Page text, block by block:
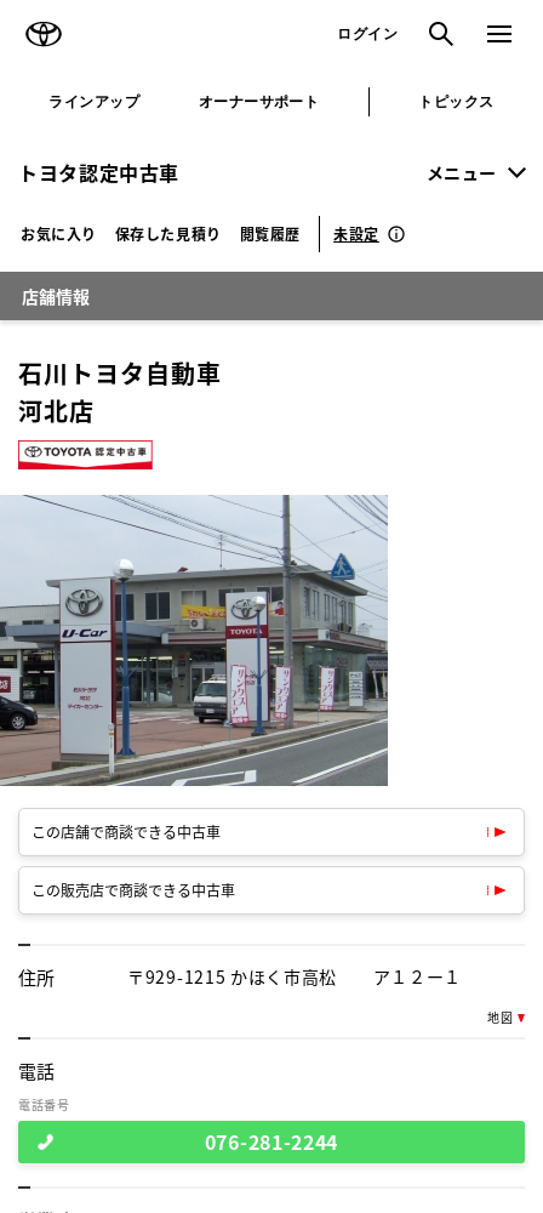
ログイン 検索 メニュ
ラインアップ オーナーサポート トピックス
トヨタ認定中古車 メニュー
お気に入り 保存した見積り 閲覧履歴 未設定
店舗情報
石川トヨタ自動車
河北店
この店舗で商談できる中古車
この販売店で商談できる中古車
住所 〒929-1215 かほく市高松 ア１２ー１
地図
電話
電話番号
076-281-2244